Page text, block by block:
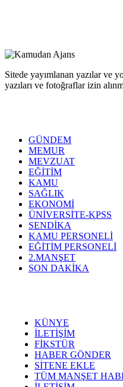
Sitede yayımlanan yazılar ve
yazıları ve fotoğraflar izin
GÜNDEM
MEMUR
MEVZUAT
EĞİTİM
KAMU
SAĞLIK
EKONOMİ
ÜNİVERSİTE-KPSS
SENDİKA
KAMU PERSONELİ
EĞİTİM PERSONELİ
2.MANŞET
SON DAKİKA
KÜNYE
İLETİŞİM
FİKSTÜR
HABER GÖNDER
SİTENE EKLE
TÜM MANŞET